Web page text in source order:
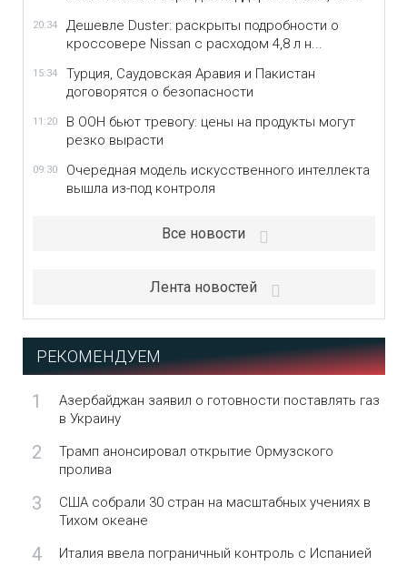
20:34
Дешевле Duster: раскрыты подробности о
кроссовере Nissan с расходом 4,8 л н...
15:34
Турция, Саудовская Аравия и Пакистан
договорятся о безопасности
11:20
В ООН бьют тревогу: цены на продукты могут
резко вырасти
09:30
Очередная модель искусственного интеллекта
вышла из-под контроля
Все новости
Лента новостей
РЕКОМЕНДУЕМ
1
Азербайджан заявил о готовности поставлять газ
в Украину
2
Трамп анонсировал открытие Ормузского
пролива
3
США собрали 30 стран на масштабных учениях в
Тихом океане
4 Италия ввела пограничный контроль с Испанией